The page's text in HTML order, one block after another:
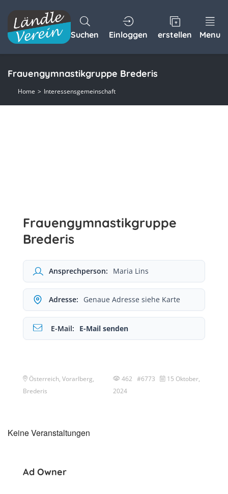
Suchen Einloggen erstellen Menu
Frauengymnastikgruppe Brederis
Home Interessensgemeinschaft
Frauengymnastikgruppe
Brederis
Ansprechperson: Maria Lins
Adresse: Genaue Adresse siehe Karte
E-Mail: E-Mail senden
Österreich, Vorarlberg,
Brederis
462 #6773
15 Oktober,
2024
Keine Veranstaltungen
Ad Owner